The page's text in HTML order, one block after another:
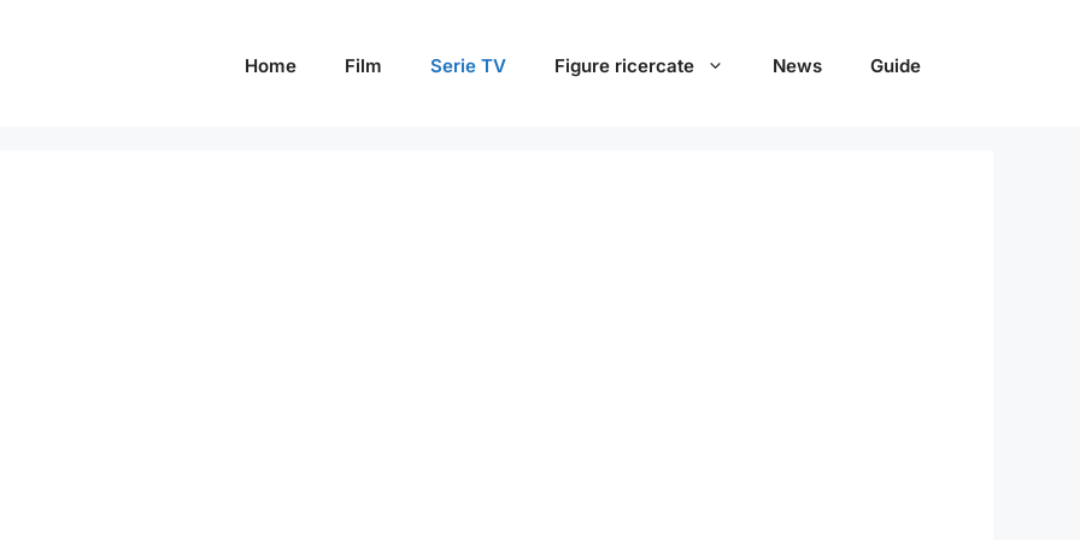
Home Film Serie TV Figure ricercate News Guide